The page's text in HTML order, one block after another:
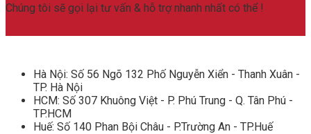
Chúng tôi sẽ gọi lại tư vấn & hỗ trợ nhanh nhất có thể !
Hà Nội: Số 56 Ngõ 132 Phố Nguyễn Xiển - Thanh Xuân -
TP. Hà Nội
HCM: Số 307 Khuông Việt - P. Phú Trung - Q. Tân Phú -
TP.HCM
Huế: Số 140 Phan Bội Châu - P.Trường An - TP.Huế